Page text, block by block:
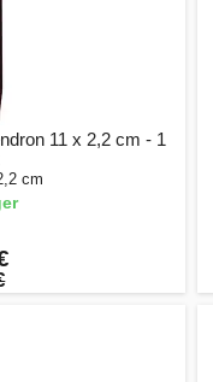
11 x 2,2 cm - 1
cm